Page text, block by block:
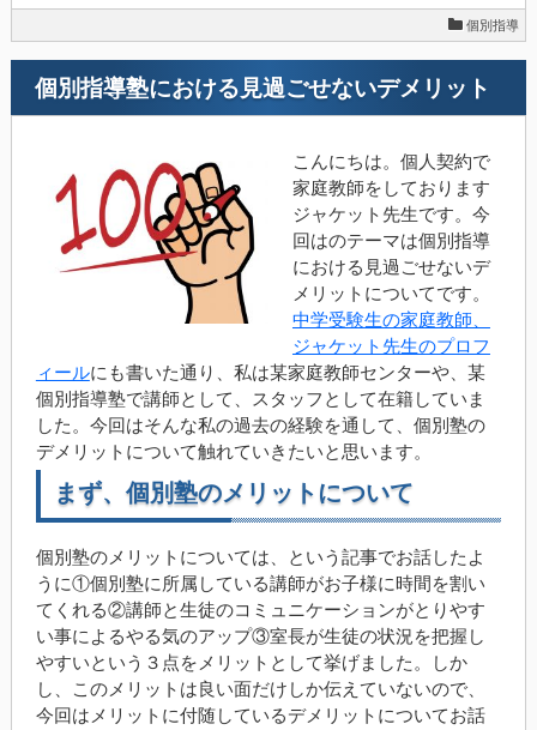
個別指導
個別指導塾における見過ごせないデメリット
こんにちは。個人契約で
家庭教師をしております
ジャケット先生です。今
回はのテーマは個別指導
における見過ごせないデ
メリットについてです。
中学受験生の家庭教師、
ジャケット先生のプロフ
ィールにも書いた通り、私は某家庭教師センターや、某
個別指導塾で講師として、スタッフとして在籍していま
した。今回はそんな私の過去の経験を通して、個別塾の
デメリットについて触れていきたいと思います。
まず、個別塾のメリットについて
個別塾のメリットについては、という記事でお話したよ
うに①個別塾に所属している講師がお子様に時間を割い
てくれる②講師と生徒のコミュニケーションがとりやす
い事によるやる気のアップ③室長が生徒の状況を把握し
やすいという３点をメリットとして挙げました。しか
し、このメリットは良い面だけしか伝えていないので、
今回はメリットに付随しているデメリットについてお話